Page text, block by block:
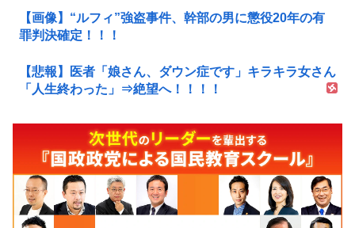
【画像】“ルフィ”強盗事件、幹部の男に懲役20年の有
罪判決確定！！！
【悲報】医者「娘さん、ダウン症です」キラキラ女さん
「人生終わった」⇒絶望へ！！！！